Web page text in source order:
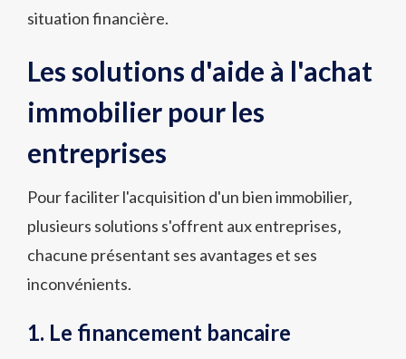
situation financière.
Les solutions d'aide à l'achat
immobilier pour les
entreprises
Pour faciliter l'acquisition d'un bien immobilier‚
plusieurs solutions s'offrent aux entreprises‚
chacune présentant ses avantages et ses
inconvénients.
1. Le financement bancaire